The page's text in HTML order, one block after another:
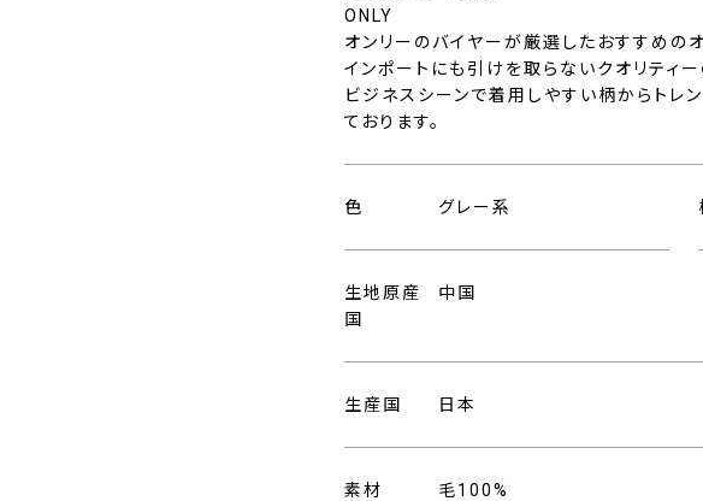
ONLY
オンリーのバイヤーが厳選したおすすめのオ
インポートにも引けを取らないクオリティー
ビジネスシーンで着用しやすい柄からトレ
ております。
色 グレー系
生地原産
国
中国
生産国 日本
素材 毛100%